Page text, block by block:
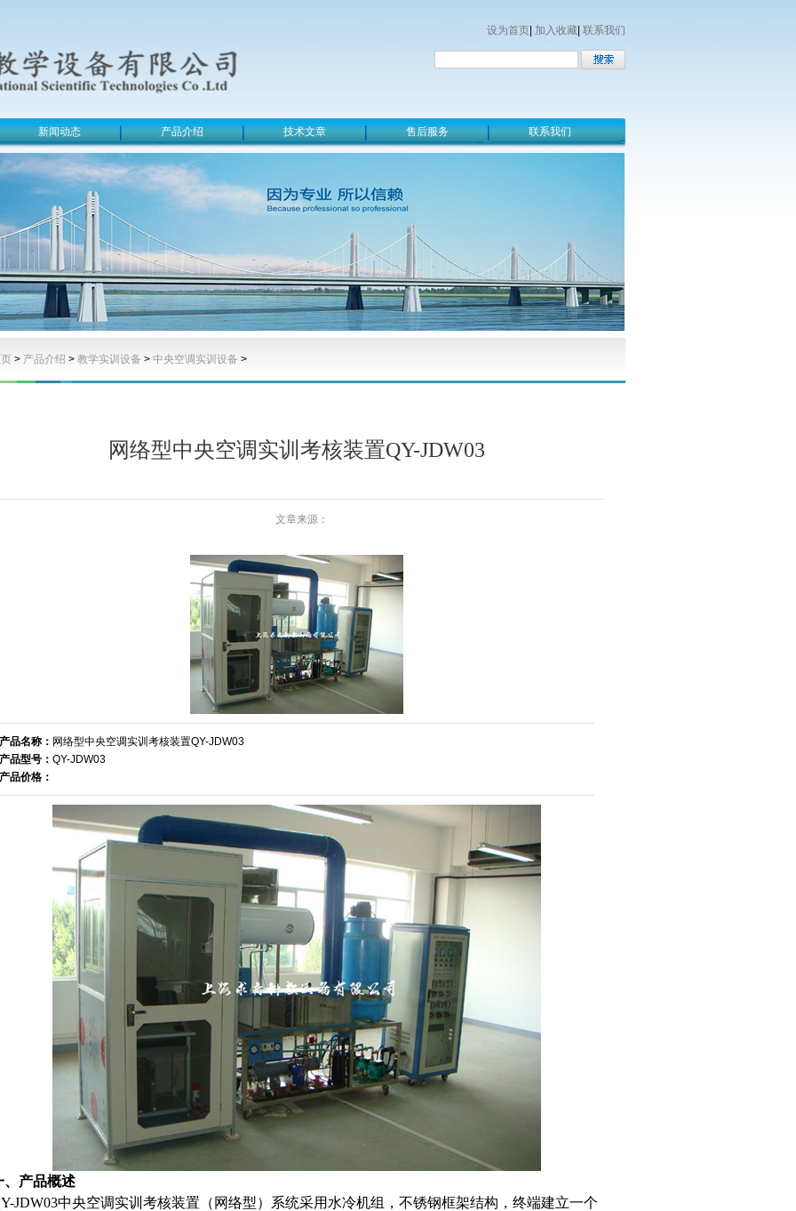
设为首页 加入收藏 联系我们
新闻动态 产品介绍 技术文章 售后服务 联系我们
> 产品介绍 > 教学实训设备 > 中央空调实训设备 >
网络型中央空调实训考核装置QY-JDW03
文章来源：
产品名称： 网络型中央空调实训考核装置QY-JDW03
产品型号： QY-JDW03
产品价格：
、产品概述
JDW03中央空调实训考核装置（网络型）系统采用水冷机组，不锈钢框架结构，终端建立一个